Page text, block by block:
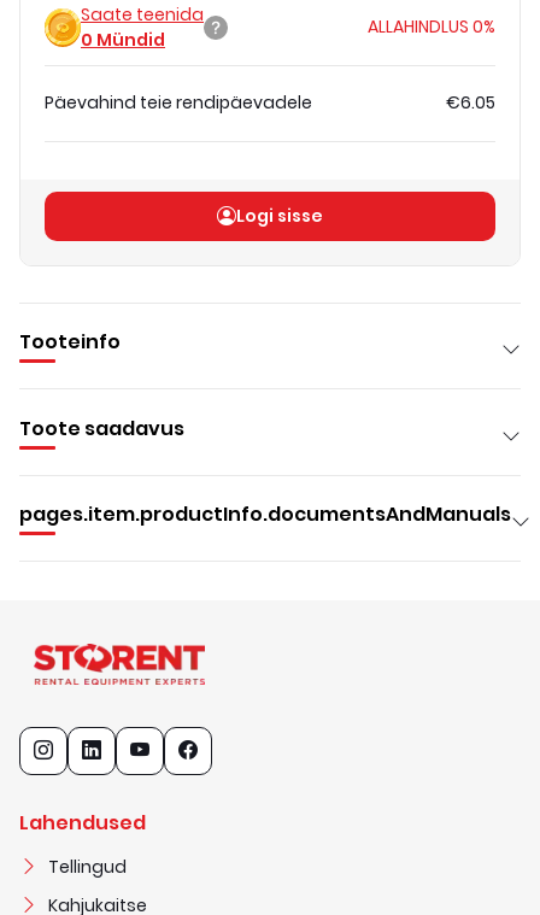
Saate teenida
0 Mündid
ALLAHINDLUS 0%
Päevahind teie rendipäevadele €6.05
Logi sisse
Tooteinfo
Toote saadavus
pages.item.productInfo.documentsAndManuals
Lahendused
Tellingud
Kahjukaitse